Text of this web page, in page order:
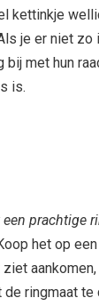
kettinkje
je er niet zo
met hun
is.
een prachtige
het op
ringmaat